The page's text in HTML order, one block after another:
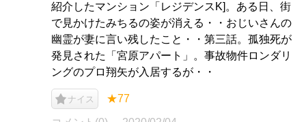
紹介したマンション「レジデンスK]。ある日、街
で見かけたみちるの姿が消える・・おじいさんの
幽霊が妻に言い残したこと・・第三話。孤独死が
発見された「宮原アパート」。事故物件ロンダリ
ングのプロ翔矢が入居するが・・
ナイス ★77